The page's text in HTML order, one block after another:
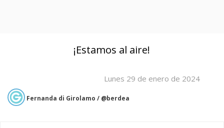
¡Estamos al aire!
Lunes 29 de enero de 2024
Fernanda di Girolamo / @berdea